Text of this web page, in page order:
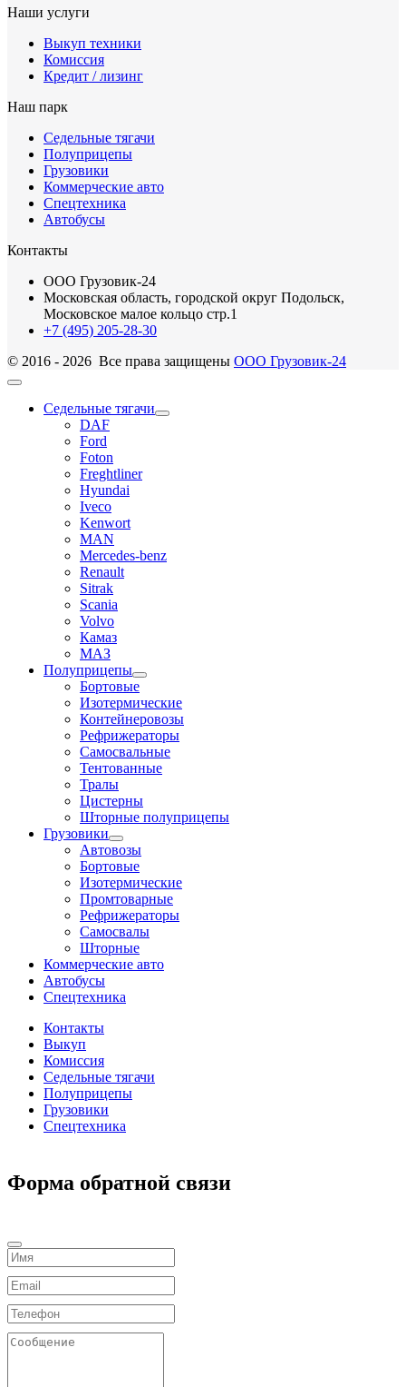
Наши услуги
Выкуп техники
Комиссия
Кредит / лизинг
Наш парк
Седельные тягачи
Полуприцепы
Грузовики
Коммерческие авто
Спецтехника
Автобусы
Контакты
ООО Грузовик-24
Московская область, городской округ Подольск,
Московское малое кольцо стр.1
+7 (495) 205-28-30
© 2016 - 2026 Все права защищены ООО Грузовик-24
Седельные тягачи
DAF
Ford
Foton
Freghtliner
Hyundai
Iveco
Kenwort
MAN
Mercedes-benz
Renault
Sitrak
Scania
Volvo
Камаз
МАЗ
Полуприцепы
Бортовые
Изотермические
Контейнеровозы
Рефрижераторы
Самосвальные
Тентованные
Тралы
Цистерны
Шторные полуприцепы
Грузовики
Автовозы
Бортовые
Изотермические
Промтоварные
Рефрижераторы
Самосвалы
Шторные
Коммерческие авто
Автобусы
Спецтехника
Контакты
Выкуп
Комиссия
Седельные тягачи
Полуприцепы
Грузовики
Спецтехника
Форма обратной связи